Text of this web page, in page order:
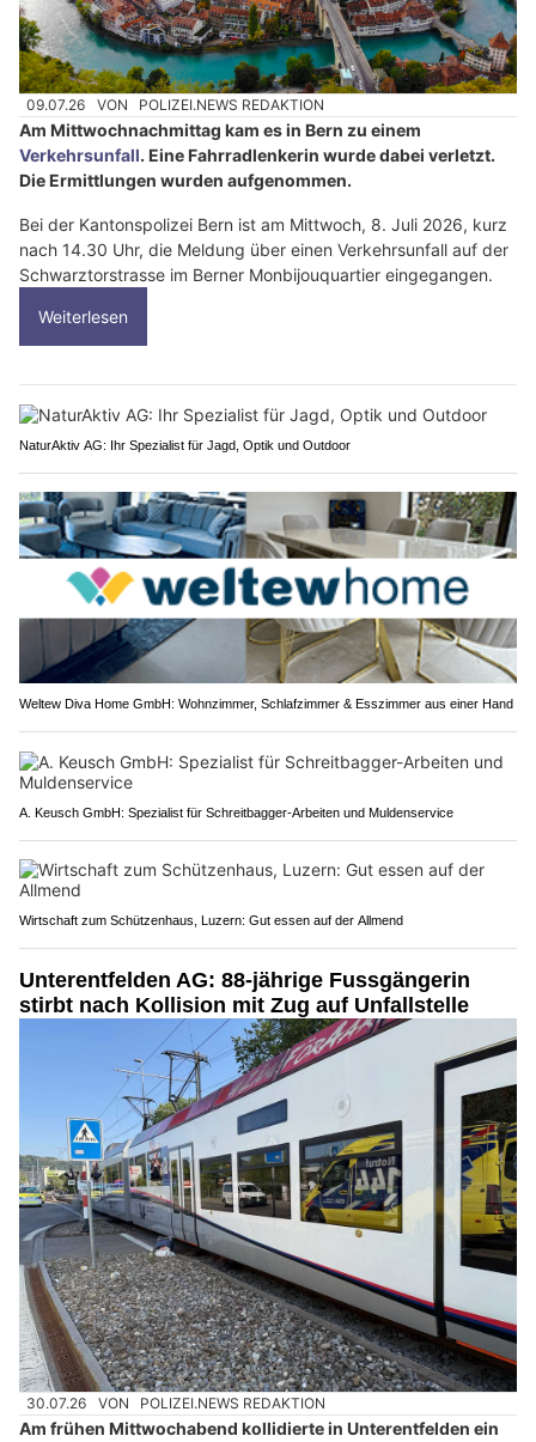
09.07.26 VON POLIZEI.NEWS REDAKTION
Am Mittwochnachmittag kam es in Bern zu einem
Verkehrsunfall. Eine Fahrradlenkerin wurde dabei verletzt.
Die Ermittlungen wurden aufgenommen.
Bei der Kantonspolizei Bern ist am Mittwoch, 8. Juli 2026, kurz
nach 14.30 Uhr, die Meldung über einen Verkehrsunfall auf der
Schwarztorstrasse im Berner Monbijouquartier eingegangen.
Weiterlesen
NaturAktiv AG: Ihr Spezialist für Jagd, Optik und Outdoor
Weltew Diva Home GmbH: Wohnzimmer, Schlafzimmer & Esszimmer aus einer Hand
A. Keusch GmbH: Spezialist für Schreitbagger-Arbeiten und Muldenservice
Wirtschaft zum Schützenhaus, Luzern: Gut essen auf der Allmend
Unterentfelden AG: 88-jährige Fussgängerin
stirbt nach Kollision mit Zug auf Unfallstelle
30.07.26 VON POLIZEI.NEWS REDAKTION
Am frühen Mittwochabend kollidierte in Unterentfelden ein